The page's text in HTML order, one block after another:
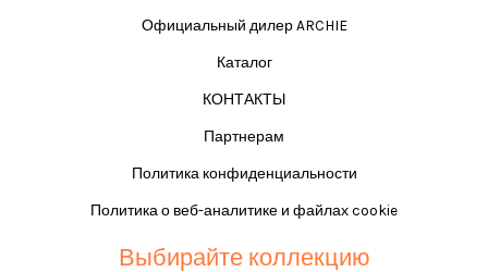
Официальный дилер ARCHIE
Каталог
КОНТАКТЫ
Партнерам
Политика конфиденциальности
Политика о веб-аналитике и файлах cookie
Выбирайте коллекцию